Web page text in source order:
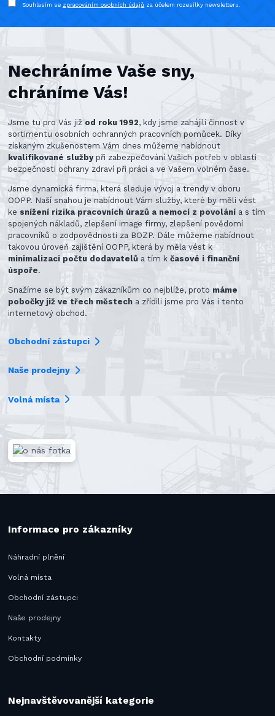
Souhlasím se zpracováním osobních údajů za účelem rozesílky newsletteru.
Nechráníme Vaše sny,
chráníme Vás!
Jsme tu pro Vás již od roku 1992, kdy jsme zahájili činnost v
sortimentu osobních ochranných pracovních pomůcek. Díky
získaným zkušenostem Vám dnes můžeme nabídnout
kvalifikované službypři zabezpečování Vašich potřeb v oblasti
bezpečnosti ochrany zdraví při práci a ve Vašem volném čase.
Jsme dynamická firma, která sleduje vývoj a trendy v oboru
OOPP. Naší snahou je nabídnout Vám služby, které by měli vést
ke snížení rizika pracovních úrazů a nemocí z povolání a s tím
spojených nákladů, zlepšení image firmy, zlepšení povědomí
pracovníků o zodpovědnosti za BOZP. Dále můžeme nabídnout
takovou úroveň zajištění OOPP, která by měla vést k
minimalizaci počtu dodavatelů a tím kčasové i finanční
úspoře.
Snažíme se být svým zákazníkům co nejblíže, proto máme
pobočky již ve třech městech a zřídili jsme pro Vás i tento
internetový obchod.
Obchodní zástupci
Naše prodejny
Volná místa
Informace pro zákazníky
Náhradní plnění
Volná místa
Obchodní zástupci
Naše prodejny
Kontakty
Obchodní podmínky
Nejnavštěvovanější kategorie